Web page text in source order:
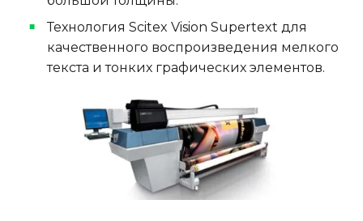
Технология Scitex Vision Supertext для
качественного воспроизведения мелкого
текста и тонких графических элементов.